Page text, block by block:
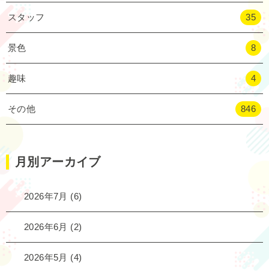
スタッフ 35
景色 8
趣味 4
その他 846
月別アーカイブ
2026年7月 (6)
2026年6月 (2)
2026年5月 (4)